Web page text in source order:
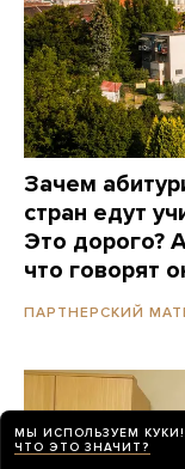
Зачем
стран едут
Это дорого?
что говорят
ПАРТНЕРСКИЙ
МЫ ИСПОЛЬЗУЕМ КУКИ!
ЧТО ЭТО ЗНАЧИТ?